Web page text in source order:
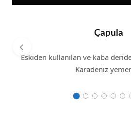
Çapula
Eskiden kullanılan ve kaba
Karadeniz